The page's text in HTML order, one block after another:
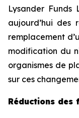
Lysander Funds
aujourd’hui des
remplacement
modification du
organismes de
sur ces
Réductions